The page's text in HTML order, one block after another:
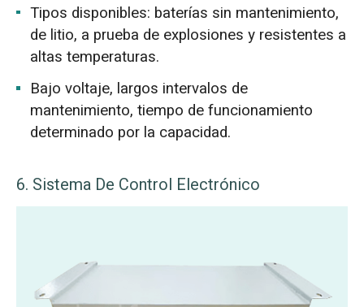
Tipos disponibles: baterías sin mantenimiento,
de litio, a prueba de explosiones y resistentes a
altas temperaturas.
Bajo voltaje, largos intervalos de
mantenimiento, tiempo de funcionamiento
determinado por la capacidad.
6. Sistema De Control Electrónico